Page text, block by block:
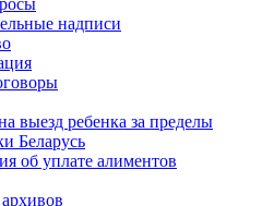
надписи
выезд ребенка за пределы
Беларусь
об уплате алиментов